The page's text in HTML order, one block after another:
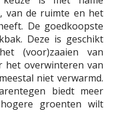
van de ruimte en het
De goedkoopste
Deze is geschikt
(voor)zaaien van
overwinteren van
niet verwarmd.
biedt meer
groenten wilt